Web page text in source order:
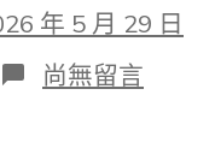
年 5 月 29 日
在
〈花
尚無留言